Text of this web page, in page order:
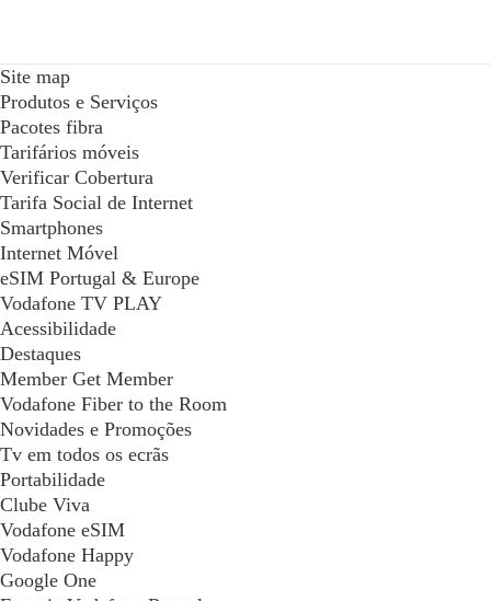
Site map
Produtos e Serviços
Pacotes fibra
Tarifários móveis
Verificar Cobertura
Tarifa Social de Internet
Smartphones
Internet Móvel
eSIM Portugal & Europe
Vodafone TV PLAY
Acessibilidade
Destaques
Member Get Member
Vodafone Fiber to the Room
Novidades e Promoções
Tv em todos os ecrãs
Portabilidade
Clube Viva
Vodafone eSIM
Vodafone Happy
Google One